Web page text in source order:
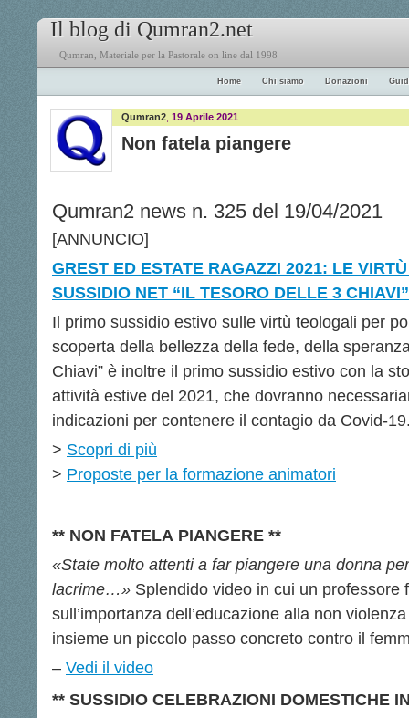
Il blog di Qumran2.net
Qumran, Materiale per la Pastorale on line dal 1998
Home Chi siamo Donazioni
Qumran2 19 Aprile 2021
Non fatela piangere
Qumran2 news n. 325 del 19/04/2021
[ANNUNCIO]
GREST ED ESTATE RAGAZZI 2021: LE
SUSSIDIO NET “IL TESORO DELLE 3 CHIAVI”
Il primo sussidio estivo sulle virtù teologali per
scoperta della bellezza della fede, della
Chiavi” è inoltre il primo sussidio estivo con la
attività estive del 2021, che dovranno
indicazioni per contenere il contagio da Covid-
> Scopri di più
> Proposte per la formazione animatori
** NON FATELA PIANGERE **
«State molto attenti a far piangere una donna
lacrime…» Splendido video in cui un professore
sull’importanza dell’educazione alla non
insieme un piccolo passo concreto contro il
– Vedi il video
** SUSSIDIO CELEBRAZIONI DOMESTICHE